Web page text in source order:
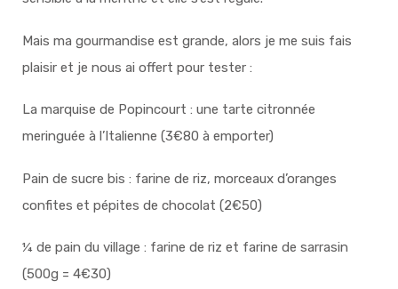
Mais ma gourmandise est grande, alors je me suis fais
plaisir et je nous ai offert pour tester :
La marquise de Popincourt : une tarte citronnée
meringuée à l’Italienne (3€80 à emporter)
Pain de sucre bis : farine de riz, morceaux d’oranges
confites et pépites de chocolat (2€50)
¼ de pain du village : farine de riz et farine de sarrasin
(500g = 4€30)